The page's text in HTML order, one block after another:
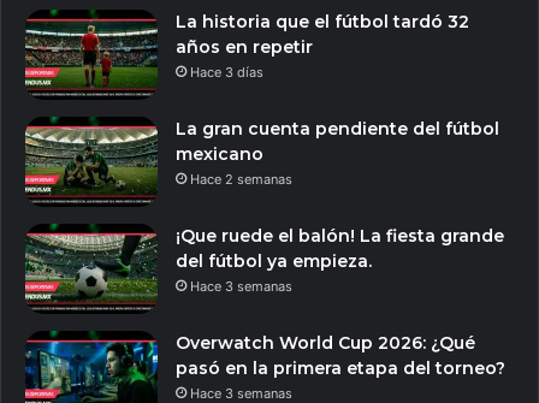
La historia que el fútbol tardó 32
años en repetir
Hace 3 días
La gran cuenta pendiente del fútbol
mexicano
Hace 2 semanas
¡Que ruede el balón! La fiesta grande
del fútbol ya empieza.
Hace 3 semanas
Overwatch World Cup 2026: ¿Qué
pasó en la primera etapa del torneo?
Hace 3 semanas